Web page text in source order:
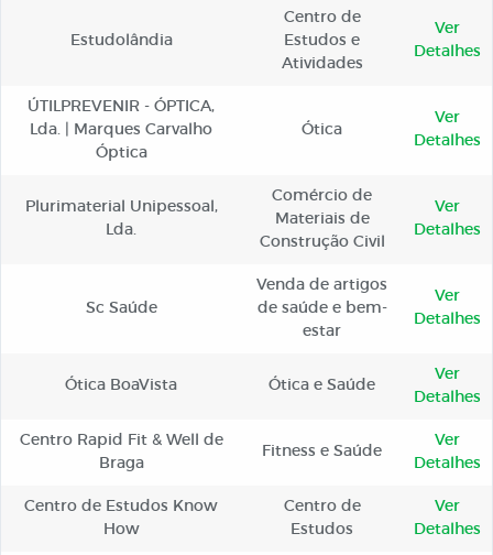
Estudolândia
Centro de
Estudos e
Atividades
Ver
Detalhes
ÚTILPREVENIR - ÓPTICA,
Lda. | Marques Carvalho
Óptica
Ótica
Ver
Detalhes
Plurimaterial Unipessoal,
Lda.
Comércio de
Materiais de
Construção Civil
Ver
Detalhes
Sc Saúde
Venda de artigos
de saúde e bem-
estar
Ver
Detalhes
Ótica BoaVista Ótica e Saúde
Ver
Detalhes
Centro Rapid Fit & Well de
Braga
Fitness e Saúde
Ver
Detalhes
Centro de Estudos Know
How
Centro de
Estudos
Ver
Detalhes